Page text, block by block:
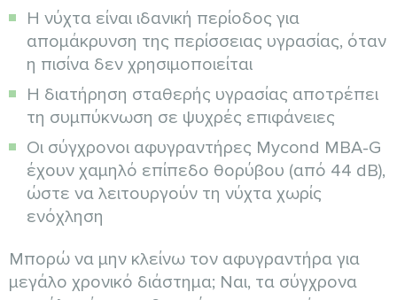
Η νύχτα είναι ιδανική περίοδος για
απομάκρυνση της περίσσειας υγρασίας, όταν
η πισίνα δεν χρησιμοποιείται
Η διατήρηση σταθερής υγρασίας αποτρέπει
τη συμπύκνωση σε ψυχρές επιφάνειες
Οι σύγχρονοι αφυγραντήρες Mycond MBA-G
έχουν χαμηλό επίπεδο θορύβου (από 44 dB),
ώστε να λειτουργούν τη νύχτα χωρίς
ενόχληση
Μπορώ να μην κλείνω τον αφυγραντήρα για
μεγάλο χρονικό διάστημα; Ναι, τα σύγχρονα